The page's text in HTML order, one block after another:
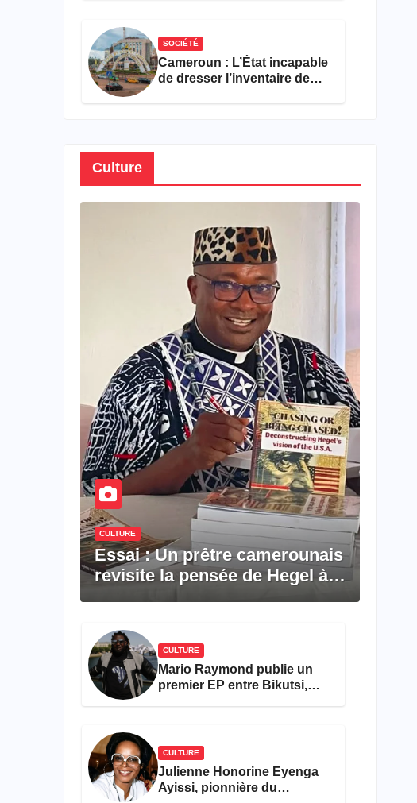
SOCIÉTÉ
Cameroun : L’État incapable
de dresser l’inventaire de
Culture
CULTURE
Essai : Un prêtre camerounais
revisite la pensée de Hegel à
CULTURE
Mario Raymond publie un
premier EP entre Bikutsi,
CULTURE
Julienne Honorine Eyenga
Ayissi, pionnière du